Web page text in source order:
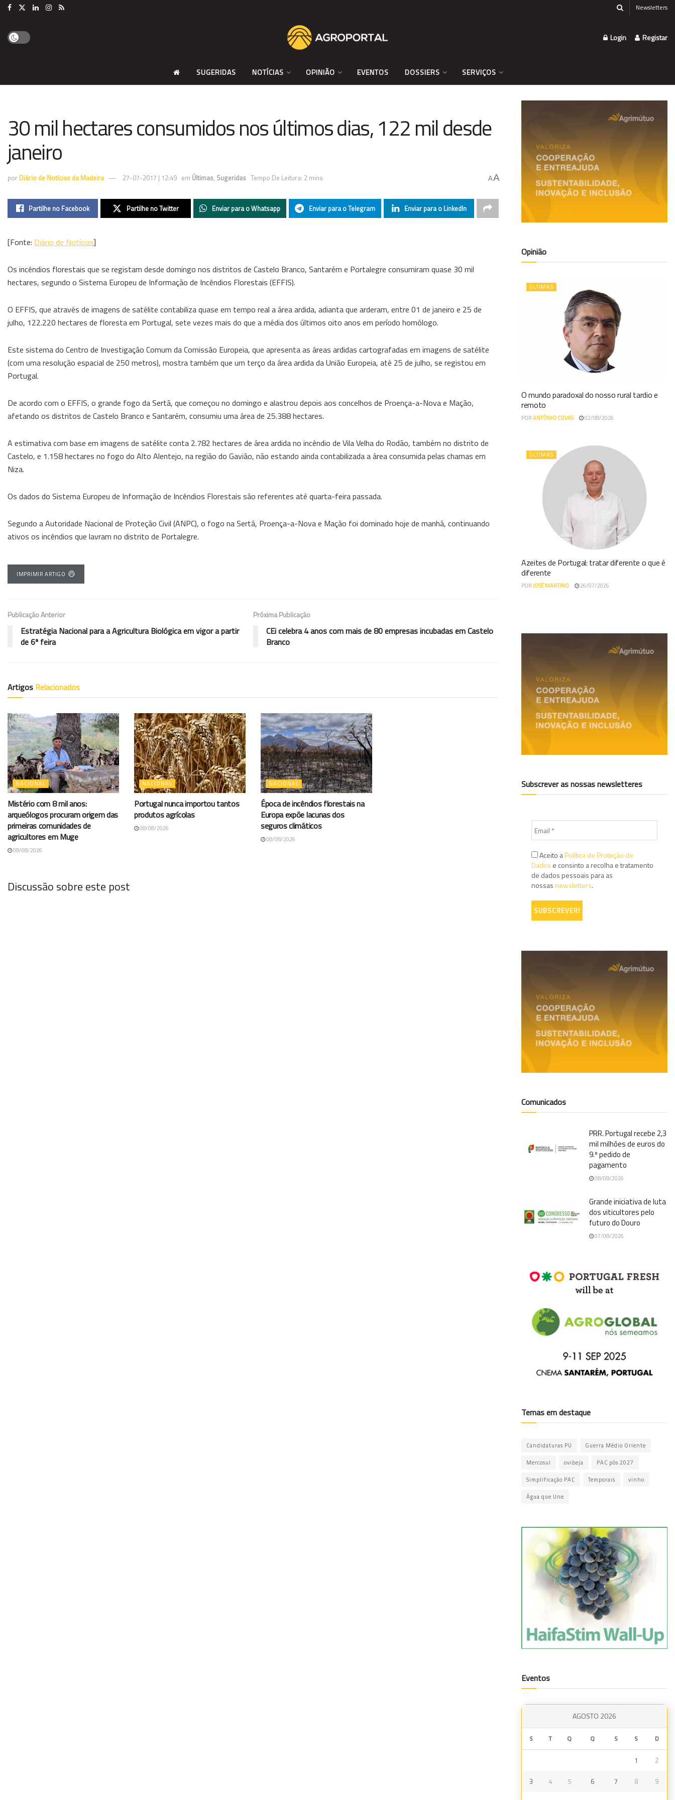
Newsletters
Login Registar
SUGERIDAS NOTÍCIAS OPINIÃO EVENTOS DOSSIERS SERVIÇOS
30 mil hectares consumidos nos últimos dias, 122 mil desde
janeiro
por Diário de Notícias da Madeira 27-07-2017 | 12:49 em Últimas, Sugeridas Tempo De Leitura: 2 mins AA
Partilhe no Facebook Partilhe no Twitter Enviar para o Whatsapp Enviar para o Telegram Enviar para o LinkedIn
[Fonte: Diário de Notícias]
Os incêndios florestais que se registam desde domingo nos distritos de Castelo Branco, Santarém e Portalegre consumiram quase 30 mil
hectares, segundo o Sistema Europeu de Informação de Incêndios Florestais (EFFIS).
O EFFIS, que através de imagens de satélite contabiliza quase em tempo real a área ardida, adianta que arderam, entre 01 de janeiro e 25 de
julho, 122.220 hectares de floresta em Portugal, sete vezes mais do que a média dos últimos oito anos em período homólogo.
Este sistema do Centro de Investigação Comum da Comissão Europeia, que apresenta as áreas ardidas cartografadas em imagens de satélite
(com uma resolução espacial de 250 metros), mostra também que um terço da área ardida da União Europeia, até 25 de julho, se registou em
Portugal.
De acordo com o EFFIS, o grande fogo da Sertã, que começou no domingo e alastrou depois aos concelhos de Proença-a-Nova e Mação,
afetando os distritos de Castelo Branco e Santarém, consumiu uma área de 25.388 hectares.
A estimativa com base em imagens de satélite conta 2.782 hectares de área ardida no incêndio de Vila Velha do Rodão, também no distrito de
Castelo, e 1.158 hectares no fogo do Alto Alentejo, na região do Gavião, não estando ainda contabilizada a área consumida pelas chamas em
Niza.
Os dados do Sistema Europeu de Informação de Incêndios Florestais são referentes até quarta-feira passada.
Segundo a Autoridade Nacional de Proteção Civil (ANPC), o fogo na Sertã, Proença-a-Nova e Mação foi dominado hoje de manhã, continuando
ativos os incêndios que lavram no distrito de Portalegre.
IMPRIMIR ARTIGO
Publicação Anterior
Estratégia Nacional para a Agricultura Biológica em vigor a partir
de 6ª feira
Próxima Publicação
CEi celebra 4 anos com mais de 80 empresas incubadas em Castelo
Branco
Artigos Relacionados
NACIONAL
Mistério com 8 mil anos:
arqueólogos procuram origem das
primeiras comunidades de
agricultores em Muge
08/08/2026
NACIONAL
Portugal nunca importou tantos
produtos agrícolas
08/08/2026
NACIONAL
Época de incêndios florestais na
Europa expõe lacunas dos
seguros climáticos
08/08/2026
Discussão sobre este post
Opinião
ÚLTIMAS
O mundo paradoxal do nosso rural tardio e
remoto
PORANTÓNIO COVAS 02/08/2026
ÚLTIMAS
Azeites de Portugal: tratar diferente o que é
diferente
PORJOSÉ MARTINO 26/07/2026
Subscrever as nossas newsletteres
Aceito aPolítica de Proteção de
Dados e consinto a recolha e tratamento
de dados pessoais para as
nossasnewsletters.
Comunicados
PRR. Portugal recebe 2,3
mil milhões de euros do
9.º pedido de
pagamento
08/08/2026
Grande iniciativa de luta
dos viticultores pelo
futuro do Douro
07/08/2026
Temas em destaque
Candidaturas PU Guerra Médio Oriente
Mercosul ovibeja PAC pós 2027
Simplificação PAC Temporais vinho
Água que Une
Eventos
AGOSTO 2026
S T Q Q S S D
1 2
3 4 5 6 7 8 9